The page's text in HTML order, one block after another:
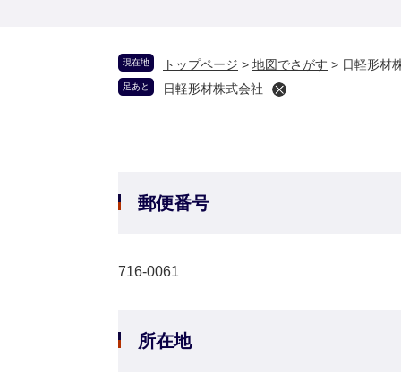
現在地 トップページ > 地図でさがす > 日軽形材
足あと 日軽形材株式会社
郵便番号
716-0061
所在地